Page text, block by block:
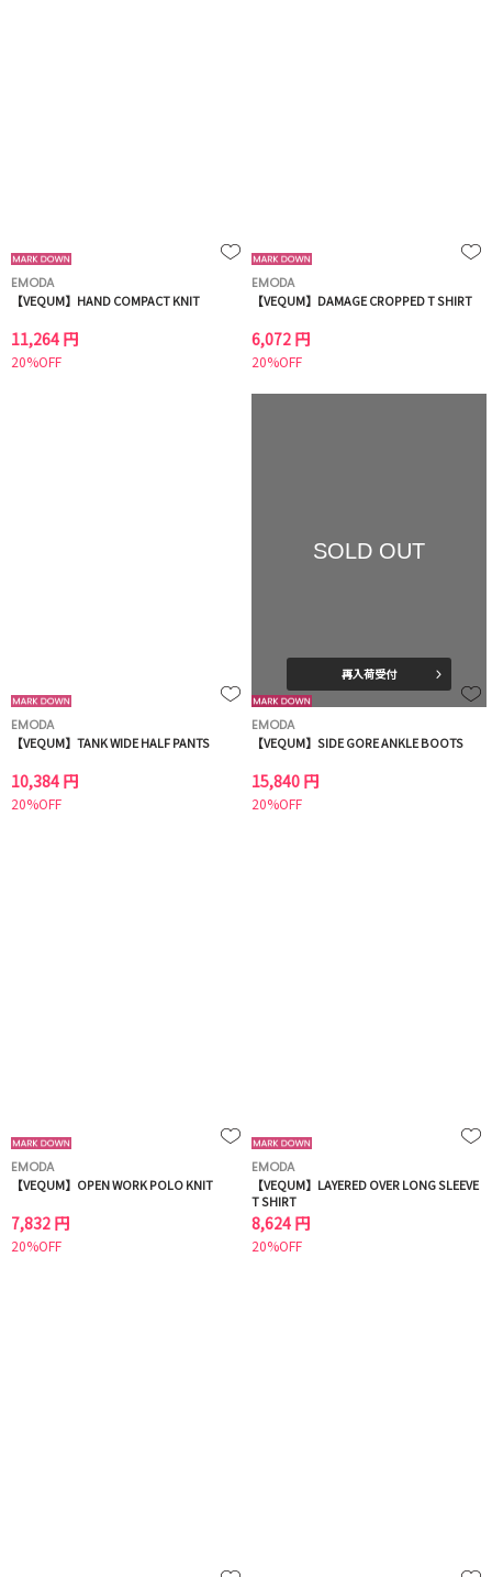
EMODA
【VEQUM】HAND COMPACT KNIT
11,264 円
20%OFF
EMODA
【VEQUM】DAMAGE CROPPED T SHIRT
6,072 円
20%OFF
EMODA
【VEQUM】TANK WIDE HALF PANTS
10,384 円
20%OFF
SOLD OUT
再入荷受付
EMODA
【VEQUM】SIDE GORE ANKLE BOOTS
15,840 円
20%OFF
EMODA
【VEQUM】OPEN WORK POLO KNIT
7,832 円
20%OFF
EMODA
【VEQUM】LAYERED OVER LONG SLEEVE
T SHIRT
8,624 円
20%OFF